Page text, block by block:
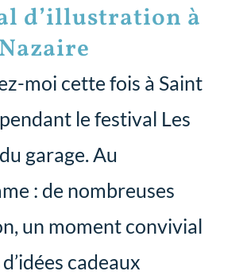
d’illustration à
moi cette fois à Saint
le festival Les
garage. Au
: de nombreuses
un moment convivial
cadeaux